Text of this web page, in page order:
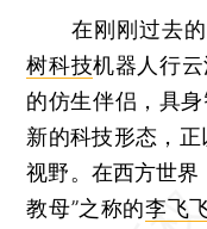
在刚刚过去的
树科技机器人行
的仿生伴侣，具
新的科技形态，
视野。在西方世界
教母”之称的李飞